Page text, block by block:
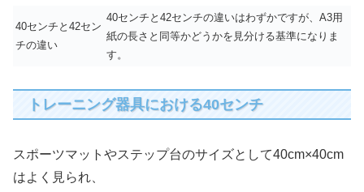
40センチと42セン
チの違い
40センチと42センチの違いはわずかですが、A3用
紙の長さと同等かどうかを見分ける基準になりま
す。
トレーニング器具における40センチ
スポーツマットやステップ台のサイズとして40cm×40cm
はよく見られ、